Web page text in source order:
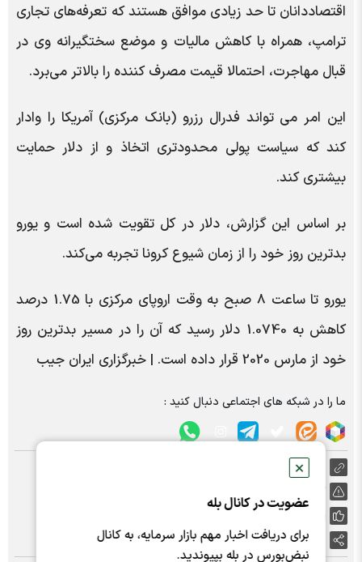
✕
عضویت در کانال بله
برای دریافت اخبار مهم بازار سرمایه، به کانال
نبض‌بورس در بله بپیوندید.
اقتصاددانان تا حد زیادی موافق هستند که تعرفه‌های تجاری
ترامپ، همراه با کاهش مالیات و موضع سختگیرانه وی در
قبال مهاجرت، احتمالا قیمت مصرف کننده را بالاتر می‌برد.
این امر می تواند فدرال رزرو (بانک مرکزی) آمریکا را وادار
کند که سیاست پولی محدودتری اتخاذ و از دلار حمایت
بیشتری کند.
بر اساس این گزارش، دلار در کل تقویت شده است و یورو
بدترین روز خود را از زمان شیوع کرونا تجربه می‌کند.
یورو تا ساعت 8 صبح به وقت اروپای مرکزی با 1.75 درصد
کاهش به 1.0740 دلار رسید که آن را در مسیر بدترین روز
خود از مارس 2020 قرار داده است. | خبرگزاری ایران جیب
ما را در شبکه های اجتماعی دنبال کنید :
https://nabzebourse.com/000MOD
اشتراک گذاری